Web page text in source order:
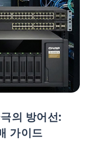
의 방어선:
가이드